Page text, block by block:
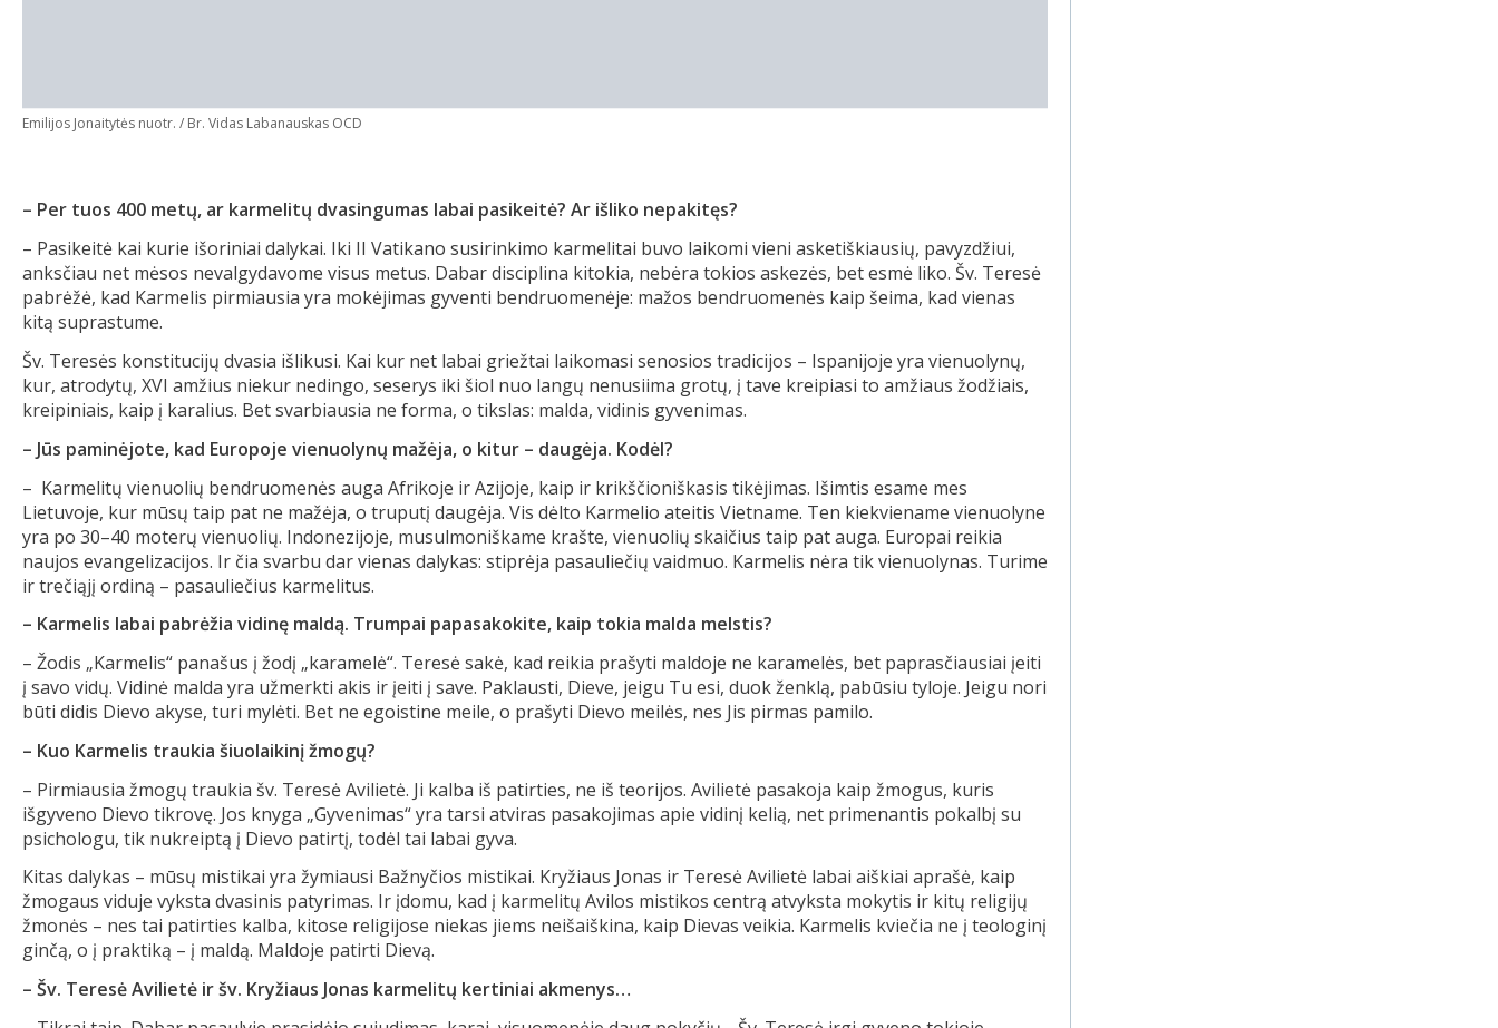
Emilijos Jonaitytės nuotr. / Br. Vidas Labanauskas OCD
– Per tuos 400 metų, ar karmelitų dvasingumas labai pasikeitė? Ar išliko nepakitęs?
– Pasikeitė kai kurie išoriniai dalykai. Iki II Vatikano susirinkimo karmelitai buvo laikomi vieni asketiškiausių, pavyzdžiui,
anksčiau net mėsos nevalgydavome visus metus. Dabar disciplina kitokia, nebėra tokios askezės, bet esmė liko. Šv. Teresė
pabrėžė, kad Karmelis pirmiausia yra mokėjimas gyventi bendruomenėje: mažos bendruomenės kaip šeima, kad vienas
kitą suprastume.
Šv. Teresės konstitucijų dvasia išlikusi. Kai kur net labai griežtai laikomasi senosios tradicijos – Ispanijoje yra vienuolynų,
kur, atrodytų, XVI amžius niekur nedingo, seserys iki šiol nuo langų nenusiima grotų, į tave kreipiasi to amžiaus žodžiais,
kreipiniais, kaip į karalius. Bet svarbiausia ne forma, o tikslas: malda, vidinis gyvenimas.
– Jūs paminėjote, kad Europoje vienuolynų mažėja, o kitur – daugėja. Kodėl?
– Karmelitų vienuolių bendruomenės auga Afrikoje ir Azijoje, kaip ir krikščioniškasis tikėjimas. Išimtis esame mes
Lietuvoje, kur mūsų taip pat ne mažėja, o truputį daugėja. Vis dėlto Karmelio ateitis Vietname. Ten kiekviename vienuolyne
yra po 30–40 moterų vienuolių. Indonezijoje, musulmoniškame krašte, vienuolių skaičius taip pat auga. Europai reikia
naujos evangelizacijos. Ir čia svarbu dar vienas dalykas: stiprėja pasauliečių vaidmuo. Karmelis nėra tik vienuolynas. Turime
ir trečiąjį ordiną – pasauliečius karmelitus.
– Karmelis labai pabrėžia vidinę maldą. Trumpai papasakokite, kaip tokia malda melstis?
– Žodis „Karmelis“ panašus į žodį „karamelė“. Teresė sakė, kad reikia prašyti maldoje ne karamelės, bet paprasčiausiai įeiti
į savo vidų. Vidinė malda yra užmerkti akis ir įeiti į save. Paklausti, Dieve, jeigu Tu esi, duok ženklą, pabūsiu tyloje. Jeigu nori
būti didis Dievo akyse, turi mylėti. Bet ne egoistine meile, o prašyti Dievo meilės, nes Jis pirmas pamilo.
– Kuo Karmelis traukia šiuolaikinį žmogų?
– Pirmiausia žmogų traukia šv. Teresė Avilietė. Ji kalba iš patirties, ne iš teorijos. Avilietė pasakoja kaip žmogus, kuris
išgyveno Dievo tikrovę. Jos knyga „Gyvenimas“ yra tarsi atviras pasakojimas apie vidinį kelią, net primenantis pokalbį su
psichologu, tik nukreiptą į Dievo patirtį, todėl tai labai gyva.
Kitas dalykas – mūsų mistikai yra žymiausi Bažnyčios mistikai. Kryžiaus Jonas ir Teresė Avilietė labai aiškiai aprašė, kaip
žmogaus viduje vyksta dvasinis patyrimas. Ir įdomu, kad į karmelitų Avilos mistikos centrą atvyksta mokytis ir kitų religijų
žmonės – nes tai patirties kalba, kitose religijose niekas jiems neišaiškina, kaip Dievas veikia. Karmelis kviečia ne į teologinį
ginčą, o į praktiką – į maldą. Maldoje patirti Dievą.
– Šv. Teresė Avilietė ir šv. Kryžiaus Jonas karmelitų kertiniai akmenys…